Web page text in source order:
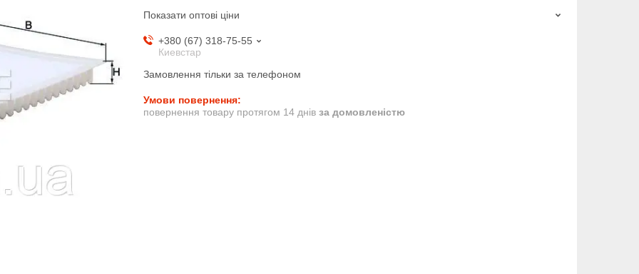
Показати оптові ціни
+380 (67) 318-75-55
Киевстар
Замовлення тільки за телефоном
повернення товару протягом 14 днів за домовленістю